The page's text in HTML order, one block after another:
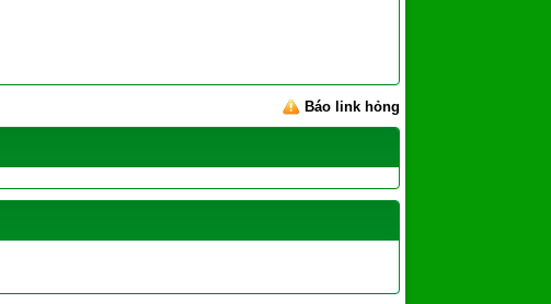
Báo link hỏng